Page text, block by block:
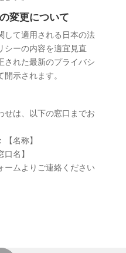
変更について
して適用される日本の法
シーの内容を適宜見直
された最新のプライバシ
示されます。
せは、以下の窓口までお
名称】
名】
ームよりご連絡ください